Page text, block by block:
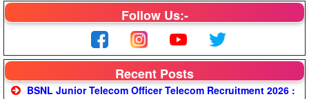
Follow Us:-
Recent Posts
BSNL Junior Telecom Officer Telecom Recruitment 2026 :